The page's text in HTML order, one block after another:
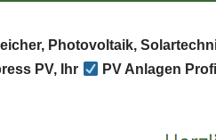
Photovoltaik,
PV, Ihr PV Anlagen